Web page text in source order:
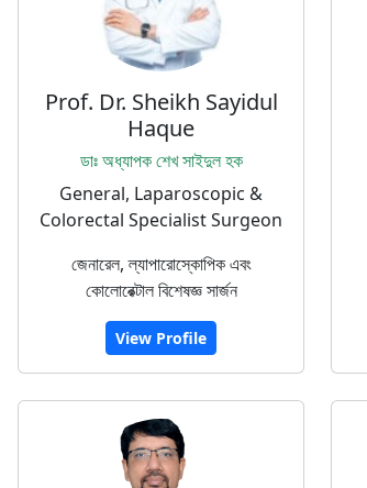
Prof. Dr. Sheikh Sayidul
Haque
ডাঃ অধ্যাপক শেখ সাইদুল হক
General, Laparoscopic &
Colorectal Specialist Surgeon
জেনারেল, ল্যাপারোস্কোপিক এবং
কোলোরেক্টাল বিশেষজ্ঞ সার্জন
View Profile